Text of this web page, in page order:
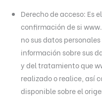
Derecho de acceso: Es
confirmación de si
no sus datos
información sobre sus
y del tratamiento que
realizado o realice, así
disponible sobre el